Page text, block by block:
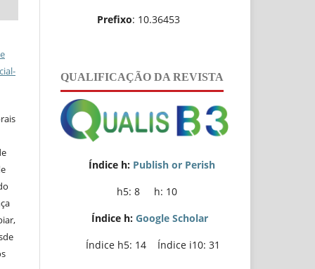
Prefixo: 10.36453
QUALIFICAÇÃO DA REVISTA
Índice h: Publish or Perish
h5: 8 h: 10
Índice h: Google Scholar
Índice h5: 14 Índice i10: 31